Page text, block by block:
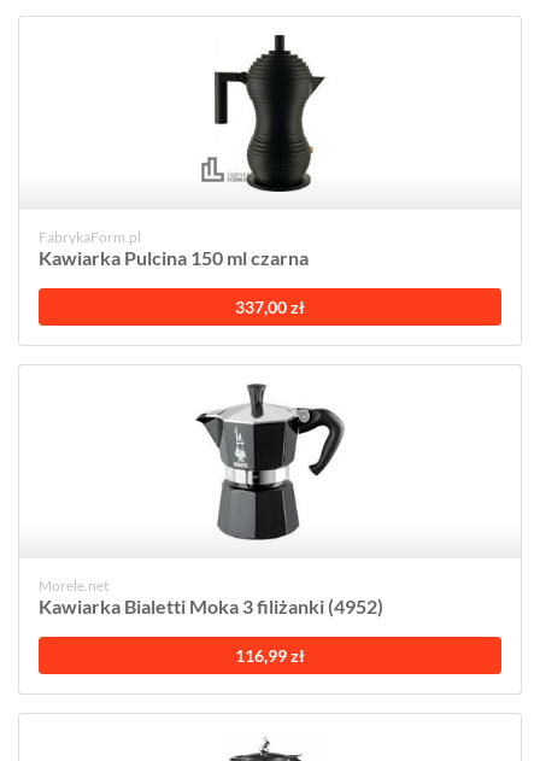
FabrykaForm.pl
Kawiarka Pulcina 150 ml czarna
337,00 zł
Morele.net
Kawiarka Bialetti Moka 3 filiżanki (4952)
116,99 zł